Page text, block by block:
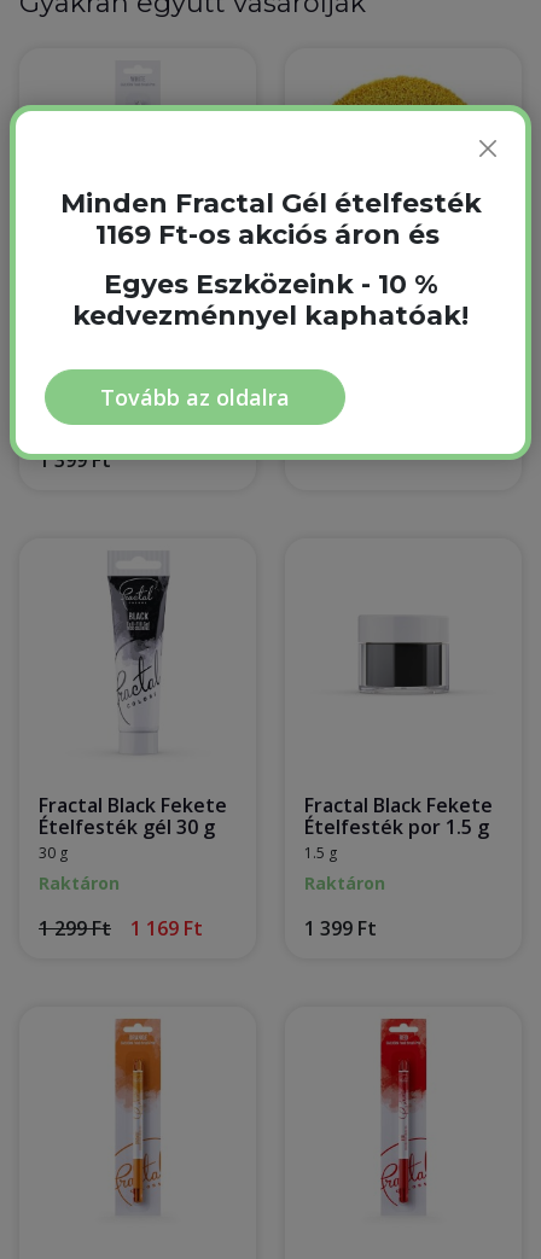
Fractal White Fehér
1.3 g
Raktáron
1 399 Ft
Arany Szórócukor
100 g
Raktáron
Fractal Black Fekete
Ételfesték gél 30 g
30 g
Raktáron
1 299 Ft 1 169 Ft
Fractal Black Fekete
Ételfesték por 1.5 g
1.5 g
Raktáron
1 399 Ft
Minden Fractal Gél ételfesték
1169 Ft-os akciós áron és
Egyes Eszközeink - 10 %
kedvezménnyel kaphatóak!
Tovább az oldalra